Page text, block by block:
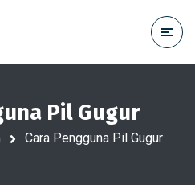
Pil Gugur
Cara Pengguna Pil Gugur